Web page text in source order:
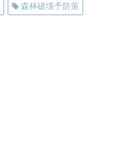
森林破壊予防策